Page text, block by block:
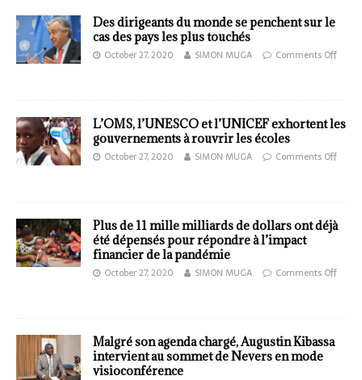
Des dirigeants du monde se penchent sur le
cas des pays les plus touchés
October 27, 2020 SIMON MUGA Comments Off
L’OMS, l’UNESCO et l’UNICEF exhortent les
gouvernements à rouvrir les écoles
October 27, 2020 SIMON MUGA Comments Off
Plus de 11 mille milliards de dollars ont déjà
été dépensés pour répondre à l’impact
financier de la pandémie
October 27, 2020 SIMON MUGA Comments Off
Malgré son agenda chargé, Augustin Kibassa
intervient au sommet de Nevers en mode
visioconférence